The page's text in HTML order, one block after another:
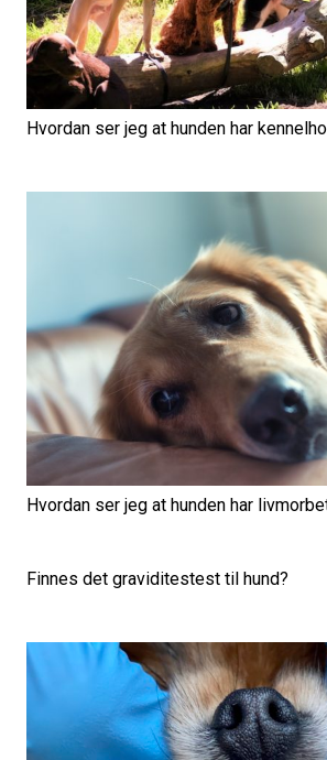
Hvordan ser jeg at hunden har
Hvordan ser jeg at hunden har
Finnes det graviditestest til hund?